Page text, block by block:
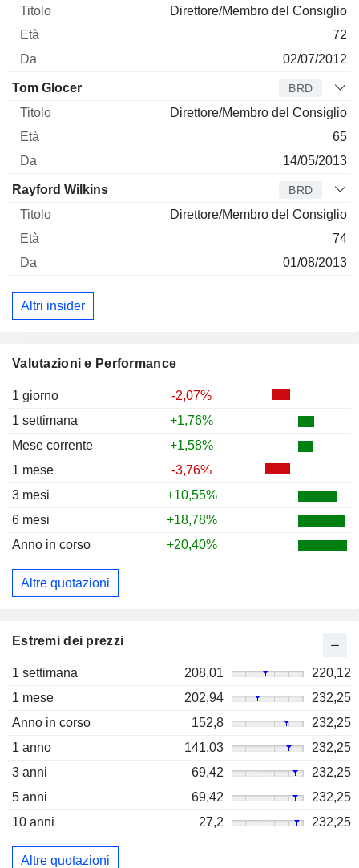
Valutazioni e Performance
1 giorno
-2,07%
1 settimana
+1,76%
Mese corrente
+1,58%
1 mese
-3,76%
3 mesi
+10,55%
6 mesi
+18,78%
Anno in corso
+20,40%
Altre quotazioni
Estremi dei prezzi
1 settimana 208,01
220,12
1 mese
202,94
232,25
Anno in corso
152,8
232,25
1 anno
141,03
232,25
3 anni
69,42
232,25
5 anni
69,42
232,25
10 anni
27,2 232,25
Altre quotazioni
Direttore/Membro del Consiglio
72
02/07/2012
Tom Glocer BRD
Direttore/Membro del Consiglio
65
14/05/2013
Rayford Wilkins BRD
Direttore/Membro del Consiglio
74
01/08/2013
Altri insider